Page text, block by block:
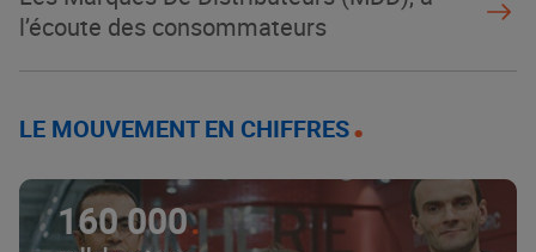
l’écoute des consommateurs
LE MOUVEMENT EN CHIFFRES
160 000